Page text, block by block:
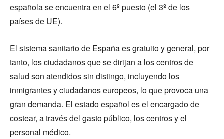
española se encuentra en el 6º puesto (el 3º de los
países de UE).
El sistema sanitario de España es gratuito y general, por
tanto, los ciudadanos que se dirijan a los centros de
salud son atendidos sin distingo, incluyendo los
inmigrantes y ciudadanos europeos, lo que provoca una
gran demanda. El estado español es el encargado de
costear, a través del gasto público, los centros y el
personal médico.